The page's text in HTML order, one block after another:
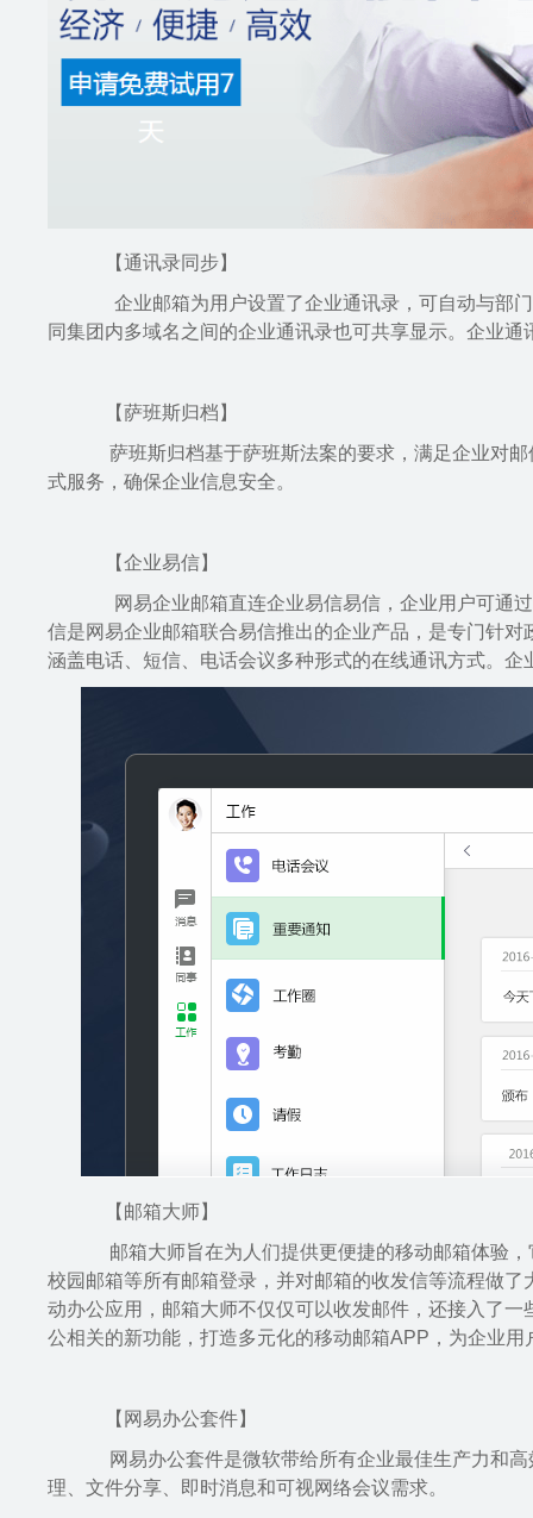
【通讯录同步】
企业邮箱为用户设置了企业通讯录，可自动与部门
同集团内多域名之间的企业通讯录也可共享显示。企业
【萨班斯归档】
萨班斯归档基于萨班斯法案的要求，满足企业对邮
式服务，确保企业信息安全。
【企业易信】
网易企业邮箱直连企业易信易信，企业用户可通过
信是网易企业邮箱联合易信推出的企业产品，是专门针对
涵盖电话、短信、电话会议多种形式的在线通讯方式。
【邮箱大师】
邮箱大师旨在为人们提供更便捷的移动邮箱体验，
校园邮箱等所有邮箱登录，并对邮箱的收发信等流程做
动办公应用，邮箱大师不仅仅可以收发邮件，还接入了
公相关的新功能，打造多元化的移动邮箱APP，为企业
【网易办公套件】
网易办公套件是微软带给所有企业最佳生产力和高
理、文件分享、即时消息和可视网络会议需求。